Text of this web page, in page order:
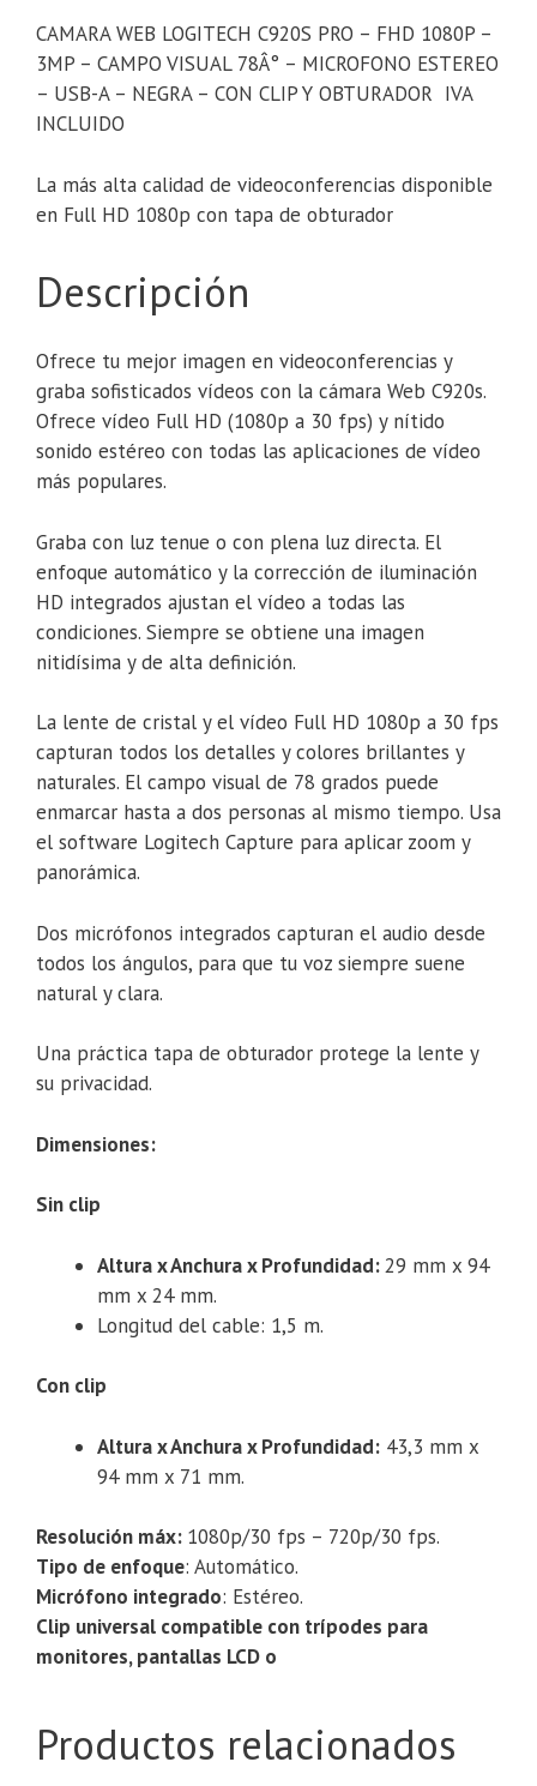
CAMARA WEB LOGITECH C920S PRO – FHD 1080P –
3MP – CAMPO VISUAL 78Â° – MICROFONO ESTEREO
– USB-A – NEGRA – CON CLIP Y OBTURADOR IVA
INCLUIDO
La más alta calidad de videoconferencias disponible
en Full HD 1080p con tapa de obturador
Descripción
Ofrece tu mejor imagen en videoconferencias y
graba sofisticados vídeos con la cámara Web C920s.
Ofrece vídeo Full HD (1080p a 30 fps) y nítido
sonido estéreo con todas las aplicaciones de vídeo
más populares.
Graba con luz tenue o con plena luz directa. El
enfoque automático y la corrección de iluminación
HD integrados ajustan el vídeo a todas las
condiciones. Siempre se obtiene una imagen
nitidísima y de alta definición.
La lente de cristal y el vídeo Full HD 1080p a 30 fps
capturan todos los detalles y colores brillantes y
naturales. El campo visual de 78 grados puede
enmarcar hasta a dos personas al mismo tiempo. Usa
el software Logitech Capture para aplicar zoom y
panorámica.
Dos micrófonos integrados capturan el audio desde
todos los ángulos, para que tu voz siempre suene
natural y clara.
Una práctica tapa de obturador protege la lente y
su privacidad.
Dimensiones:
Sin clip
Altura x Anchura x Profundidad:29 mm x 94
mm x 24 mm.
Longitud del cable: 1,5 m.
Con clip
Altura x Anchura x Profundidad: 43,3 mm x
94 mm x 71 mm.
Resolución máx: 1080p/30 fps – 720p/30 fps.
Tipo de enfoque: Automático.
Micrófono integrado: Estéreo.
Clip universal compatible con trípodes para
monitores, pantallas LCD o
Productos relacionados